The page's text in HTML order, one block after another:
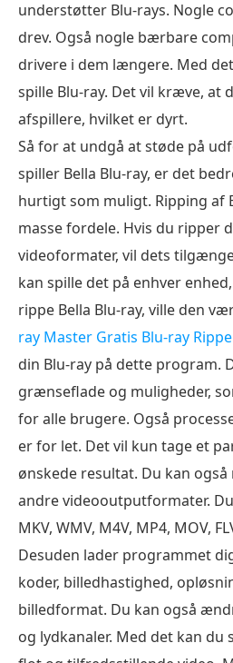
understøtter Blu-rays. Nogle
drev. Også nogle bærbare
drivere i dem længere. Med
spille Blu-ray. Det vil kræve, at
afspillere, hvilket er dyrt.
Så for at undgå at støde på
spiller Bella Blu-ray, er det
hurtigt som muligt. Ripping af
masse fordele. Hvis du ripper
videoformater, vil dets
kan spille det på enhver
rippe Bella Blu-ray, ville den
ray Master Gratis Blu-ray
din Blu-ray på dette program.
grænseflade og muligheder,
for alle brugere. Også
er for let. Det vil kun tage et
ønskede resultat. Du kan
andre videooutputformater.
MKV, WMV, M4V, MP4, MOV,
Desuden lader programmet
koder, billedhastighed,
billedformat. Du kan også
og lydkanaler. Med det kan du